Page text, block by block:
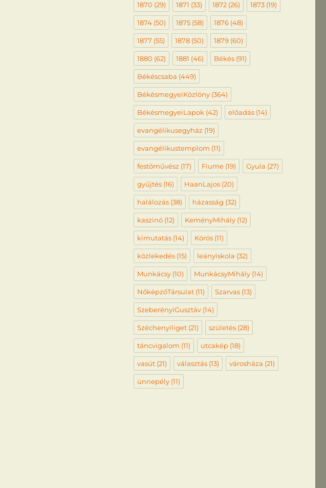
1870 (29) 1871 (33) 1872(26) 1873(19)
1874(50) 1875(58) 1876(48)
1877 (55) 1878(50) 1879(60)
1880 (62) 1881 (46) Békés(91)
Békéscsaba (449)
BékésmegyeiKözlöny(364)
BékésmegyeiLapok (42) előadás(14)
evangélikusegyház (19)
evangélikustemplom (11)
festőművész (17) Fiume(19) Gyula (27)
gyűjtés(16) HaanLajos(20)
halálozás(38) házasság (32)
kaszinó(12) KeményMihály(12)
kimutatás(14) Körös(11)
közlekedés(15) leányiskola (32)
Munkácsy(10) MunkácsyMihály(14)
NőképzőTársulat(11) Szarvas(13)
SzeberényiGusztáv(14)
Széchenyiliget(21) születés(28)
táncvigalom (11) utcakép(18)
vasút(21) választás(13) városháza (21)
ünnepély(11)